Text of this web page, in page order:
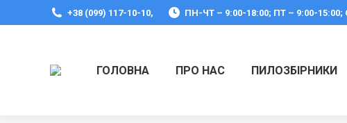
+38 (099) 117-10-10, ПН-ЧТ – 9:00-18:00; ПТ – 9:00-15:00;
ГОЛОВНА ПРО НАС ПИЛОЗБІРНИКИ